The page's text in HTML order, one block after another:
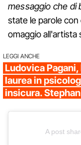
messaggio che di
state le parole
omaggio all'artista
LEGGI ANCHE
Ludovica
laurea in
insicura.
A post